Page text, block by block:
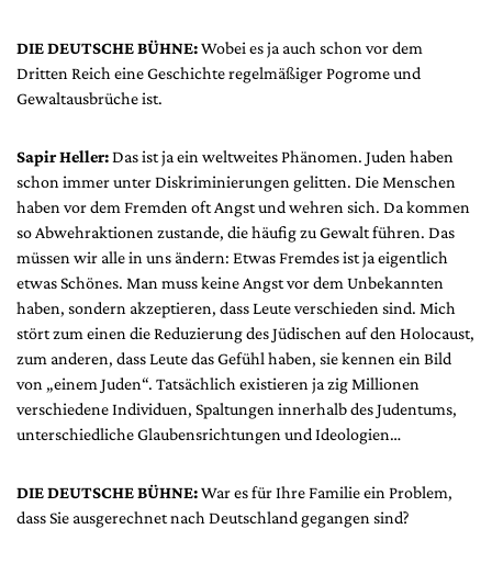
DIE DEUTSCHE BÜHNE:Wobei es ja auch schon vor dem
Dritten Reich eine Geschichte regelmäßiger Pogrome und
Gewaltausbrüche ist.
Sapir Heller:Das ist ja ein weltweites Phänomen. Juden haben
schon immer unter Diskriminierungen gelitten. Die Menschen
haben vor dem Fremden oft Angst und wehren sich. Da kommen
so Abwehraktionen zustande, die häufig zu Gewalt führen. Das
müssen wir alle in uns ändern: Etwas Fremdes ist ja eigentlich
etwas Schönes. Man muss keine Angst vor dem Unbekannten
haben, sondern akzeptieren, dass Leute verschieden sind. Mich
stört zum einen die Reduzierung des Jüdischen auf den Holocaust,
zum anderen, dass Leute das Gefühl haben, sie kennen ein Bild
von „einem Juden“. Tatsächlich existieren ja zig Millionen
verschiedene Individuen, Spaltungen innerhalb des Judentums,
unterschiedliche Glaubensrichtungen und Ideologien…
DIE DEUTSCHE BÜHNE:War es für Ihre Familie ein Problem,
dass Sie ausgerechnet nach Deutschland gegangen sind?